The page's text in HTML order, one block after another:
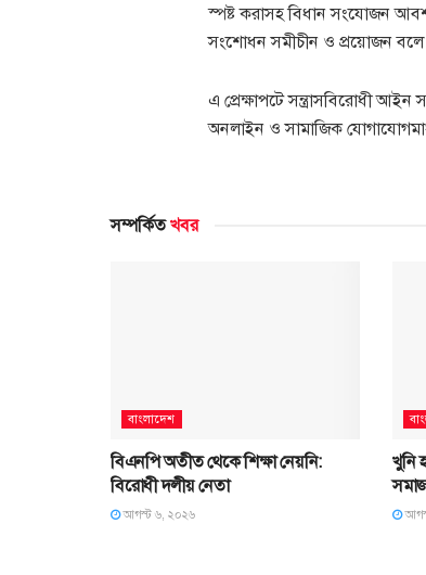
স্পষ্ট করাসহ বিধান সংযোজন
সংশোধন সমীচীন ও প্রয়োজন
এ প্রেক্ষাপটে সন্ত্রাসবিরোধী
অনলাইন ও সামাজিক
সম্পর্কিতখবর
বাংলাদেশ
বিএনপি অতীত থেকে শিক্ষা নেয়নি:
বিরোধী দলীয় নেতা
আগস্ট ৬, ২০২৬
খুনি